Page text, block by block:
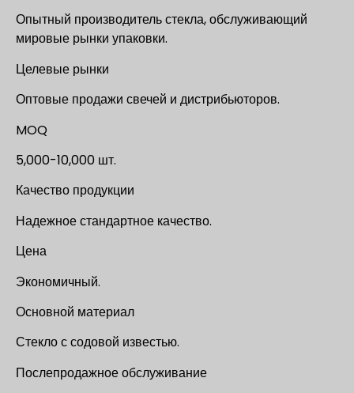
Опытный производитель стекла, обслуживающий
мировые рынки упаковки.
Целевые рынки
Оптовые продажи свечей и дистрибьюторов.
MOQ
5,000-10,000 шт.
Качество продукции
Надежное стандартное качество.
Цена
Экономичный.
Основной материал
Стекло с содовой известью.
Послепродажное обслуживание